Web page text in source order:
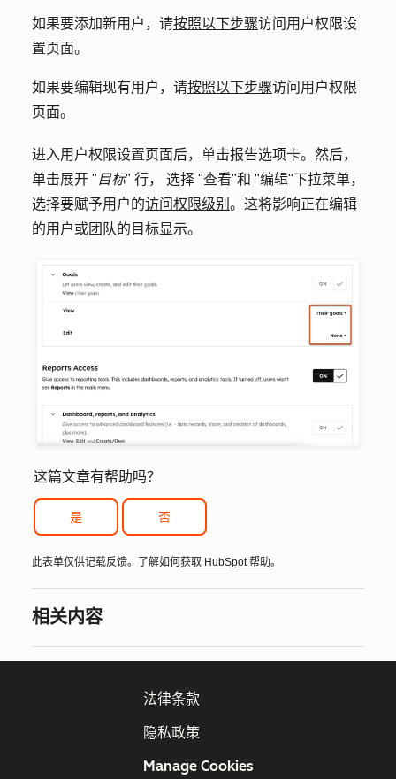
如果要添加新用户，请按照以下步骤访问用户权限设
置页面。
如果要编辑现有用户，请按照以下步骤访问用户权限
页面。
进入用户权限设置页面后，单击报告选项卡。然后，
单击展开 " 目标" 行， 选择 "查看"和 "编辑"下拉菜单，
选择要赋予用户的访问权限级别 。这将影响正在编辑
的用户或团队的目标显示。
这篇文章有帮助吗？
是 否
此表单仅供记载反馈。了解如何 获取 HubSpot 帮助。
相关内容
法律条款
隐私政策
Manage Cookies